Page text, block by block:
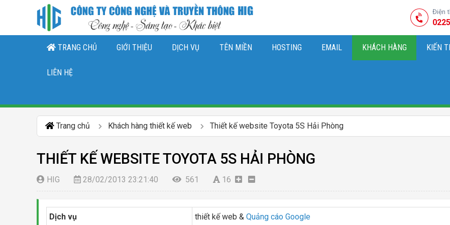
Điện
TRANG CHỦ GIỚI THIỆU DỊCH VỤ TÊN MIỀN HOSTING EMAIL KHÁCH HÀNG KIẾN
LIÊN HỆ
Trang chủ Khách hàng thiết kế web Thiết kế website Toyota 5S Hải Phòng
THIẾT KẾ WEBSITE TOYOTA 5S HẢI PHÒNG
HIG 28/02/2013 23:21:40 561 16
Dịch vụ thiết kế web & Quảng cáo Google